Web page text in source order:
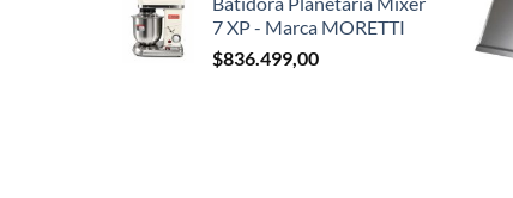
7 XP - Marca MORETTI
$836.499,00